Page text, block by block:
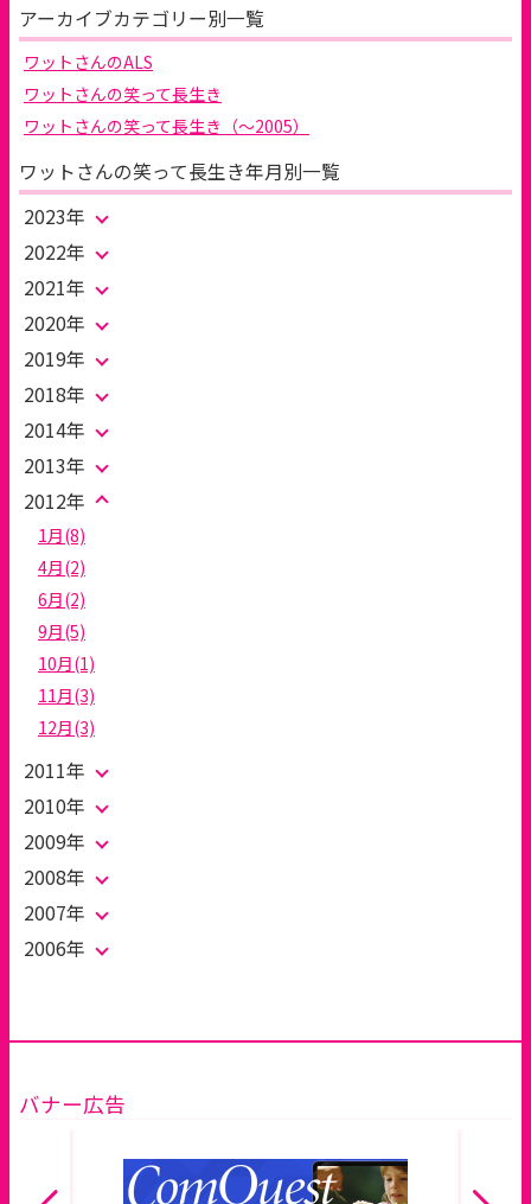
アーカイブカテゴリー別一覧
ワットさんのALS
ワットさんの笑って長生き
ワットさんの笑って長生き（～2005）
ワットさんの笑って長生き年月別一覧
2023年
2022年
2021年
2020年
2019年
2018年
2014年
2013年
2012年
1月(8)
4月(2)
6月(2)
9月(5)
10月(1)
11月(3)
12月(3)
2011年
2010年
2009年
2008年
2007年
2006年
バナー広告